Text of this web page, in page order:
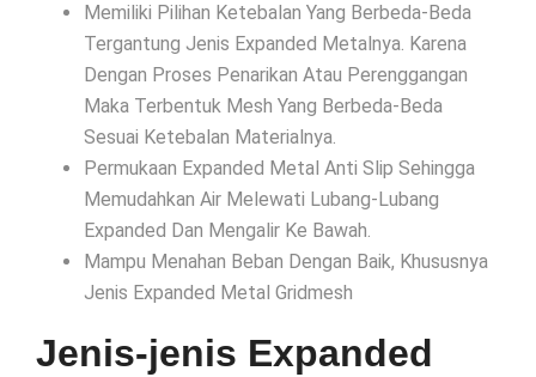
Memiliki Pilihan Ketebalan Yang Berbeda-Beda
Tergantung Jenis Expanded Metalnya. Karena
Dengan Proses Penarikan Atau Perenggangan
Maka Terbentuk Mesh Yang Berbeda-Beda
Sesuai Ketebalan Materialnya.
Permukaan Expanded Metal Anti Slip Sehingga
Memudahkan Air Melewati Lubang-Lubang
Expanded Dan Mengalir Ke Bawah.
Mampu Menahan Beban Dengan Baik, Khususnya
Jenis Expanded Metal Gridmesh
Jenis-jenis Expanded